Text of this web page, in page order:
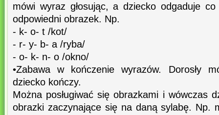
mówi wyraz głosując, a dziecko odgaduje co
odpowiedni obrazek. Np.
- k- o- t /kot/
- r- y- b- a /ryba/
- o- k- n- o /okno/
•Zabawa w kończenie wyrazów. Dorosły
dziecko kończy.
Można posługiwać się obrazkami i wówczas
obrazki zaczynające się na daną sylabę. Np.